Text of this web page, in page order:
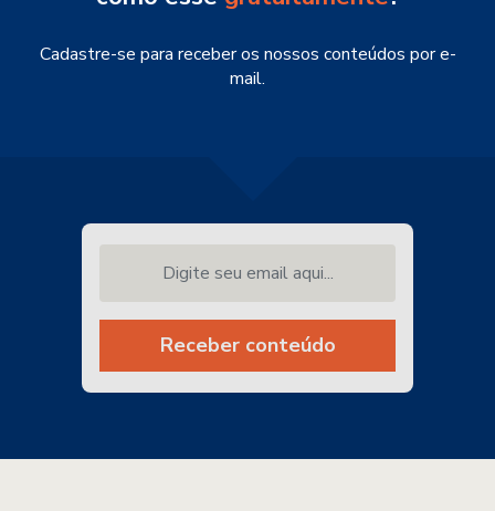
Cadastre-se para receber os nossos conteúdos por e-
mail.
Receber conteúdo